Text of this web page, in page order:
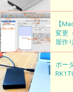
【
変更
屋作
ポー